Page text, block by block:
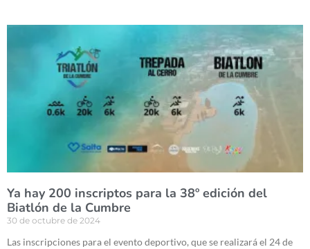
Ya hay 200 inscriptos para la 38º edición del
Biatlón de la Cumbre
30 de octubre de 2024
Las inscripciones para el evento deportivo, que se realizará el 24 de